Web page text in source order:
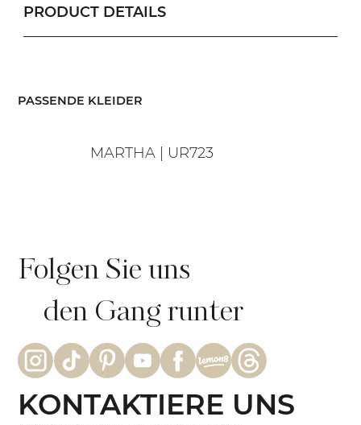
PRODUCT DETAILS
​PASSENDE KLEIDER
MARTHA | UR723
Folgen Sie uns
den Gang runter
KONTAKTIERE UNS